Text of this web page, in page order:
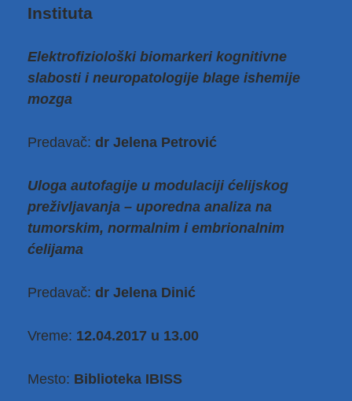
Instituta
Elektrofiziološki biomarkeri kognitivne
slabosti i neuropatologije blage ishemije
mozga
Predavač: dr Jelena Petrović
Uloga autofagije u modulaciji ćelijskog
preživljavanja – uporedna analiza na
tumorskim, normalnim i embrionalnim
ćelijama
Predavač: dr Jelena Dinić
Vreme: 12.04.2017 u 13.00
Mesto: Biblioteka IBISS